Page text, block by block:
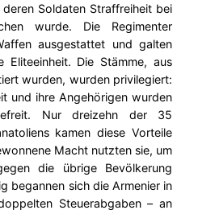
deren Soldaten Straffreiheit bei
wurde. Die Regimenter
ausgestattet und galten
Eliteeinheit. Die Stämme, aus
wurden, wurden privilegiert:
und ihre Angehörigen wurden
Nur dreizehn der 35
kamen diese Vorteile
Macht nutzten sie, um
die übrige Bevölkerung
begannen sich die Armenier in
Steuerabgaben – an